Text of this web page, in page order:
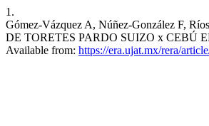
1.
Gómez-Vázquez A, Núñez-González F,
DE TORETES PARDO SUIZO x CEBÚ
Available from: https://era.ujat.mx/rera/